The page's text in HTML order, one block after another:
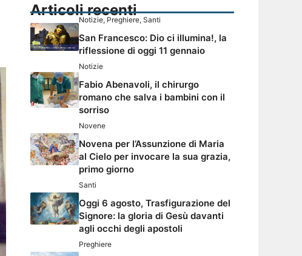
Articoli recenti
Notizie, Preghiere, Santi
San Francesco: Dio ci illumina!, la
riflessione di oggi 11 gennaio
Notizie
Fabio Abenavoli, il chirurgo
romano che salva i bambini con il
sorriso
Novene
Novena per l’Assunzione di Maria
al Cielo per invocare la sua grazia,
primo giorno
Santi
Oggi 6 agosto, Trasfigurazione del
Signore: la gloria di Gesù davanti
agli occhi degli apostoli
Preghiere